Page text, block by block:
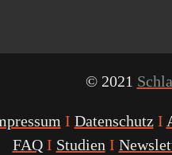
© 2021
I Datenschutz I
FAQ I Studien I